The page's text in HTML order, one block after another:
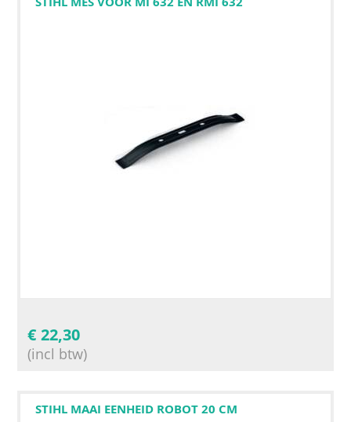
€ 22,30
(incl btw)
STIHL MAAI EENHEID ROBOT 20 CM